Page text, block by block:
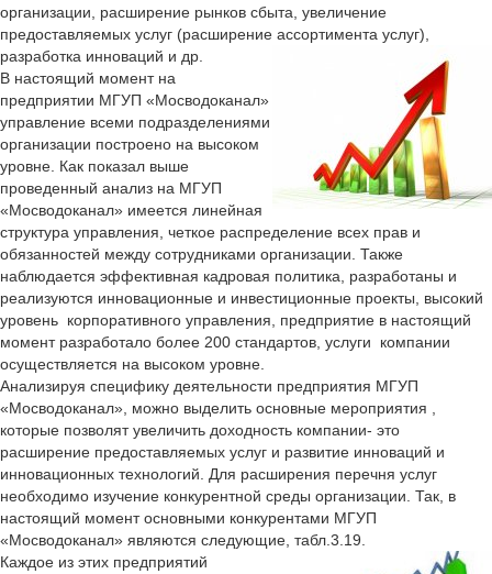
организации, расширение рынков сбыта, увеличение
предоставляемых услуг (расширение ассортимента услуг),
разработка инноваций и др.
В настоящий момент на
предприятии МГУП «Мосводоканал»
управление всеми подразделениями
организации построено на высоком
уровне. Как показал выше
проведенный анализ на МГУП
«Мосводоканал» имеется линейная
структура управления, четкое распределение всех прав и
обязанностей между сотрудниками организации. Также
наблюдается эффективная кадровая политика, разработаны и
реализуются инновационные и инвестиционные проекты, высокий
уровень корпоративного управления, предприятие в настоящий
момент разработало более 200 стандартов, услуги компании
осуществляется на высоком уровне.
Анализируя специфику деятельности предприятия МГУП
«Мосводоканал», можно выделить основные мероприятия ,
которые позволят увеличить доходность компании- это
расширение предоставляемых услуг и развитие инноваций и
инновационных технологий. Для расширения перечня услуг
необходимо изучение конкурентной среды организации. Так, в
настоящий момент основными конкурентами МГУП
«Мосводоканал» являются следующие, табл.3.19.
Каждое из этих предприятий